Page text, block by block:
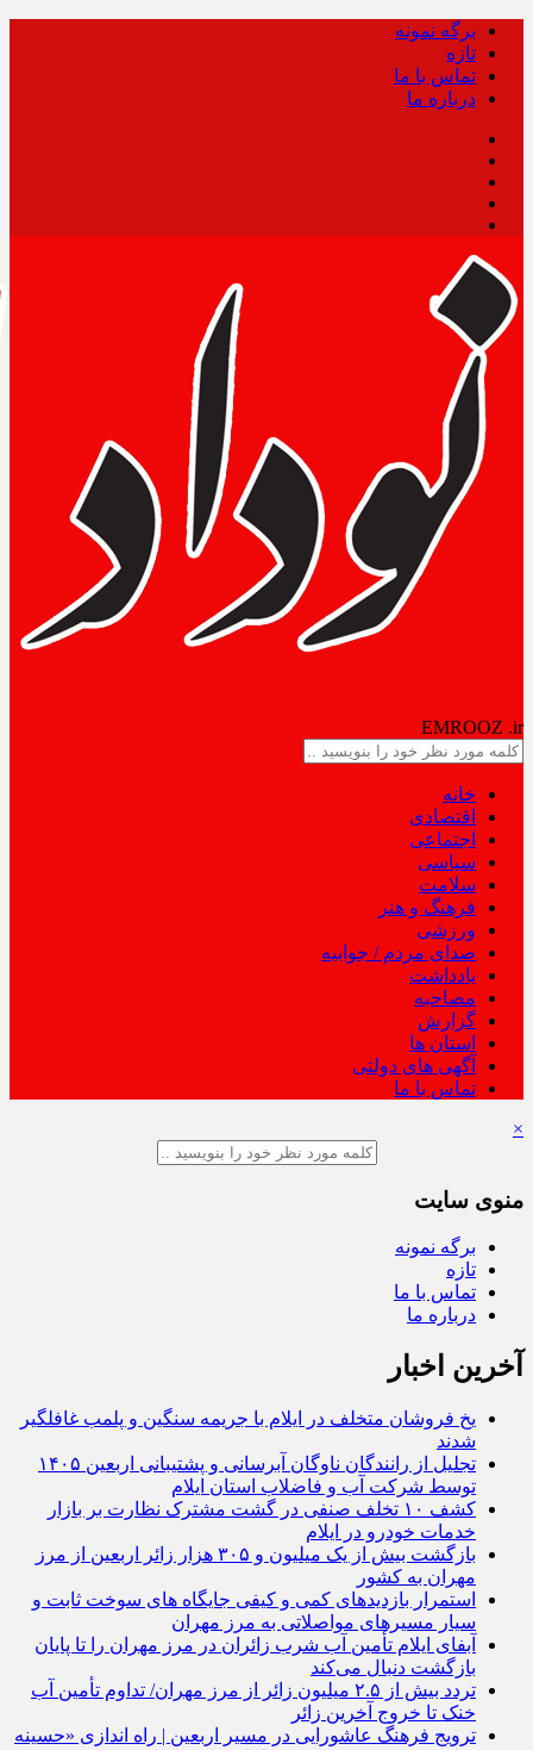
برگه نمونه
تازه
تماس با ما
درباره ما
EMROOZ .ir
خانه
اقتصادی
اجتماعی
سیاسی
سلامت
فرهنگ و هنر
ورزشی
صدای مردم / جوابیه
یادداشت
مصاحبه
گزارش
استان ها
آگهی های دولتی
تماس با ما
×
منوی سایت
برگه نمونه
تازه
تماس با ما
درباره ما
آخرین اخبار
یخ‌ فروشان متخلف در ایلام با جریمه سنگین و پلمب غافلگیر
شدند
تجلیل از رانندگان ناوگان آبرسانی و پشتیبانی اربعین ۱۴۰۵
توسط شرکت آب و فاضلاب استان ایلام
کشف ۱۰ تخلف صنفی در گشت مشترک نظارت بر بازار
خدمات خودرو در ایلام
بازگشت بیش از یک میلیون و ۳۰۵ هزار زائر اربعین از مرز
مهران به کشور
استمرار بازدیدهای کمی و کیفی جایگاه‌ های سوخت ثابت و
سیار مسیرهای مواصلاتی به مرز مهران
آبفای ایلام تأمین آب شرب زائران در مرز مهران را تا پایان
بازگشت دنبال می‌کند
تردد بیش از ۲.۵ میلیون زائر از مرز مهران/ تداوم تأمین آب
خنک تا خروج آخرین زائر
ترویج فرهنگ عاشورایی در مسیر اربعین | راه‌ اندازی «حسینه